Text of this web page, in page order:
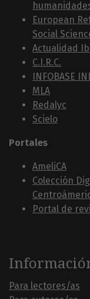
European
Social
Actualidad
C.I.R.C.
INFOBASE
MLA
Redalyc
Scielo
Portales
AmeliCA
Colección
Portal de
Para lectores/as